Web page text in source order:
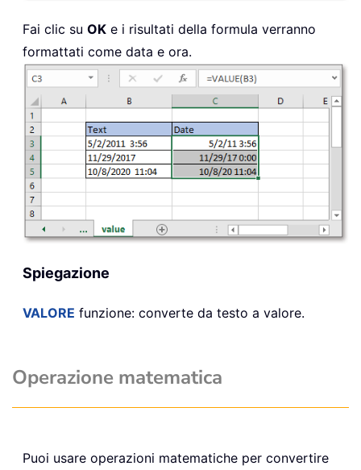
Fai clic su OK e i risultati della formula verranno
formattati come data e ora.
Spiegazione
VALORE funzione: converte da testo a valore.
Operazione matematica
Puoi usare operazioni matematiche per convertire